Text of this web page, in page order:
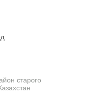
старого